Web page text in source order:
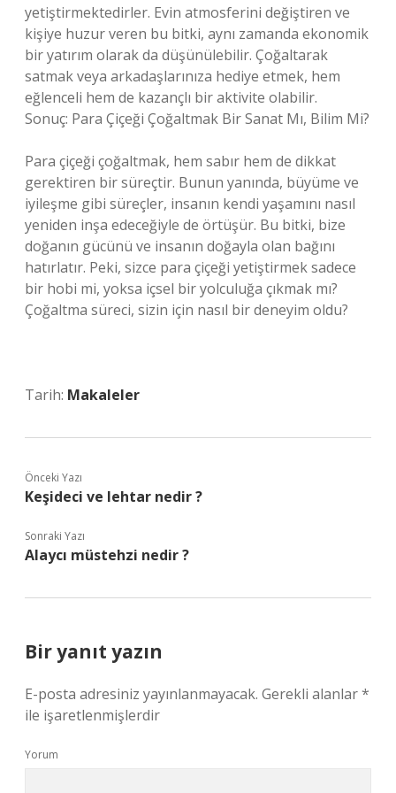
yetiştirmektedirler. Evin atmosferini değiştiren ve
kişiye huzur veren bu bitki, aynı zamanda ekonomik
bir yatırım olarak da düşünülebilir. Çoğaltarak
satmak veya arkadaşlarınıza hediye etmek, hem
eğlenceli hem de kazançlı bir aktivite olabilir.
Sonuç: Para Çiçeği Çoğaltmak Bir Sanat Mı, Bilim Mi?
Para çiçeği çoğaltmak, hem sabır hem de dikkat
gerektiren bir süreçtir. Bunun yanında, büyüme ve
iyileşme gibi süreçler, insanın kendi yaşamını nasıl
yeniden inşa edeceğiyle de örtüşür. Bu bitki, bize
doğanın gücünü ve insanın doğayla olan bağını
hatırlatır. Peki, sizce para çiçeği yetiştirmek sadece
bir hobi mi, yoksa içsel bir yolculuğa çıkmak mı?
Çoğaltma süreci, sizin için nasıl bir deneyim oldu?
Tarih: Makaleler
Önceki Yazı
Keşideci ve lehtar nedir ?
Sonraki Yazı
Alaycı müstehzi nedir ?
Bir yanıt yazın
E-posta adresiniz yayınlanmayacak. Gerekli alanlar*
ile işaretlenmişlerdir
Yorum